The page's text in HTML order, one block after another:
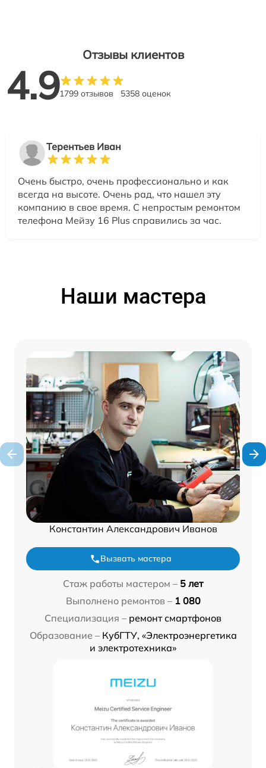
Отзывы клиентов
4.91799 отзывов 5358 оценок
Терентьев Иван
Очень быстро, очень профессионально и как
всегда на высоте. Очень рад, что нашел эту
компанию в свое время. С непростым ремонтом
телефона Мейзу 16 Plus справились за час.
Наши мастера
Константин Александрович Иванов
Вызвать мастера
Стаж работы мастером – 5 лет
Выполнено ремонтов – 1 080
Специализация – ремонт смартфонов
Образование – КубГТУ, «Электроэнергетика
и электротехника»